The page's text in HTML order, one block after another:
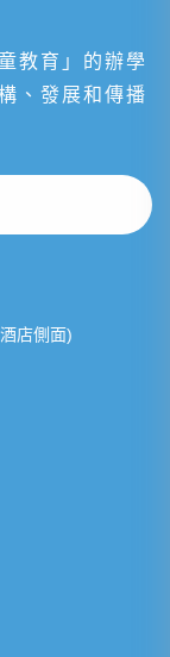
教育」的辦學
、發展和傳播
店側面)